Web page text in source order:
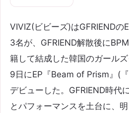
VIVIZ(ビビーズ)はGFRIENDの
3名が、GFRIEND解散後に
籍して結成した韓国のガール
9日にEP『Beam of Prism』(
デビューした。GFRIEND時代
とパフォーマンスを土台に、